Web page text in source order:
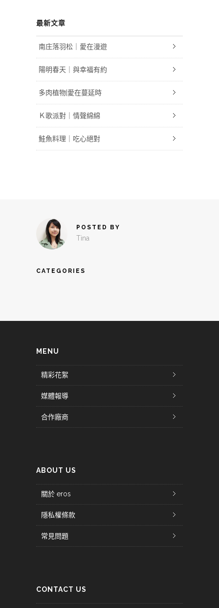
最新文章
南庄落羽松｜愛在漫遊
陽明春天｜與幸福有約
多肉植物|愛在蔓延時
Ｋ歌派對｜情聲綿綿
鮭魚料理｜吃心絕對
POSTED BY
Tina
CATEGORIES
MENU
精彩花絮
媒體報導
合作廠商
ABOUT US
關於 eros
隱私權條款
常見問題
CONTACT US